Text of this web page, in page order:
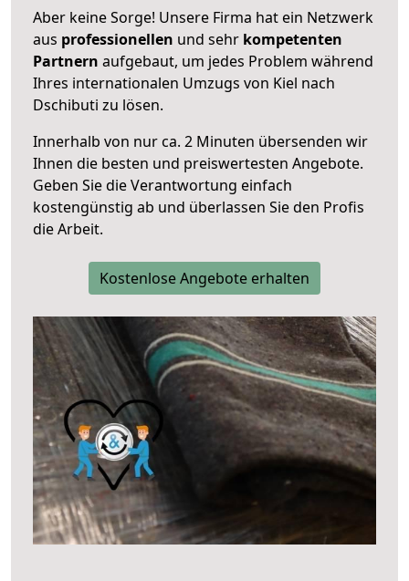
Aber keine Sorge! Unsere Firma hat ein Netzwerk
aus professionellen und sehr kompetenten
Partnern aufgebaut, um jedes Problem während
Ihres internationalen Umzugs von Kiel nach
Dschibuti zu lösen.
Innerhalb von nur ca. 2 Minuten übersenden wir
Ihnen die besten und preiswertesten Angebote.
Geben Sie die Verantwortung einfach
kostengünstig ab und überlassen Sie den Profis
die Arbeit.
Kostenlose Angebote erhalten